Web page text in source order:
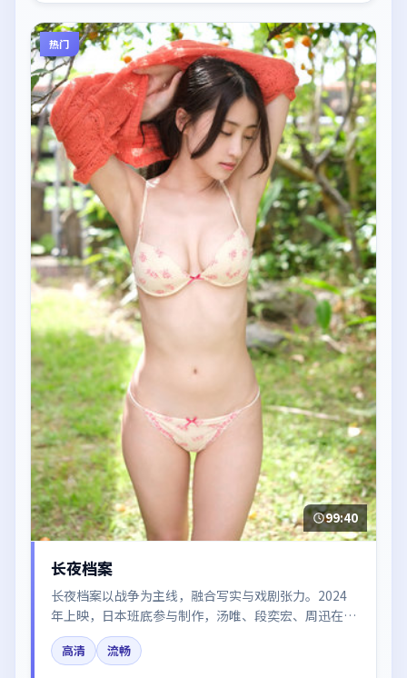
热门
99:40
长夜档案
长夜档案以战争为主线，融合写实与戏剧张力。2024
年上映，日本班底参与制作，汤唯、段奕宏、周迅在片
中呈现细腻表演，影像风格统一，配乐与剪辑强化了情
绪曲线。
高清
流畅